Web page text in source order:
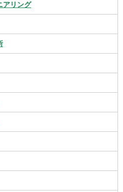
アリング